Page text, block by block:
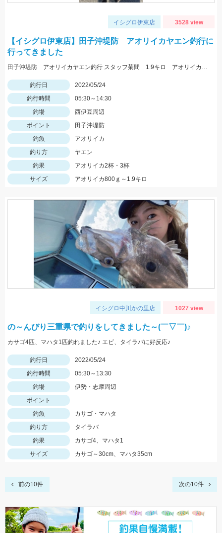
イシグロ伊東店 3528 view
【イシグロ伊東店】田子沖堤防 アオリイカヤエン釣行に
行ってきました
田子沖堤防 アオリイカヤエン釣行 スタッフ菊間 1.9キロ アオリイカ釣れました！ 渡船は万集丸さんにお願いしました。
釣行日
2022/05/24
釣行時間
05:30～14:30
釣場
西伊豆周辺
ポイント
田子沖堤防
釣魚
アオリイカ
釣り方
ヤエン
釣果
アオリイカ2杯・3杯
サイズ
アオリイカ800ｇ～1.9キロ
イシグロ中川かの里店 1027 view
の～んびり三重県で釣りをしてきました～(￣▽￣)♪
カサゴ4匹、マハタ1匹釣れました♪ エビ、タイラバに好反応♪
釣行日
2022/05/24
釣行時間
05:30～13:30
釣場
伊勢・志摩周辺
ポイント
釣魚
カサゴ・マハタ
釣り方
タイラバ
釣果
カサゴ4、マハタ1
サイズ
カサゴ～30cm、マハタ35cm
前の10件 次の10件